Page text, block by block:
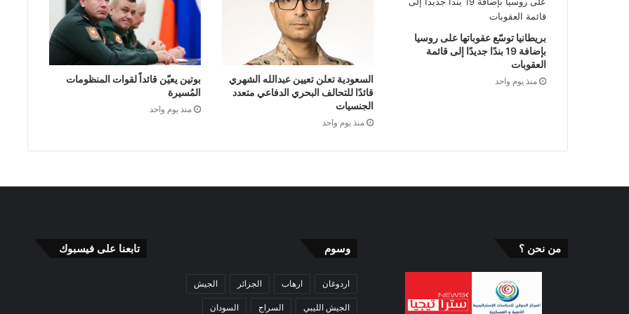
بريطانيا توسّع عقوباتها على روسيا
بإضافة 19 بندًا جديدًا إلى قائمة
العقوبات
منذ يوم واحد
السعودية تعلن تعيين عبدالله الشهري
قائدًا للتحالف البحري الدفاعي متعدد
الجنسيات
منذ يوم واحد
بوتين يعيّن قائداً لقوات المنظومات
المُسيرة
منذ يوم واحد
من نحن ؟ وسوم
اردوغان ارهاب الجزائر الجيش
الجيش الليبي السراج السودان
تابعنا على فيسبوك